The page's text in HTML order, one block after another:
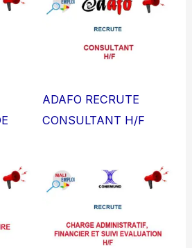
ADAFO RECRUTE
CONSULTANT H/F